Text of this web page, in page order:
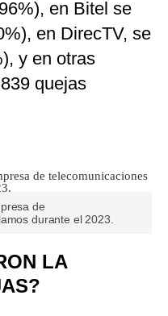
en Bitel se
en DirecTV, se
y en otras
quejas
de
durante el 2023.
LA